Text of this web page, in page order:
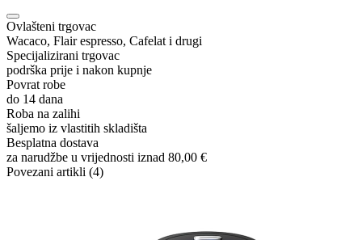
Ovlašteni trgovac
Wacaco, Flair espresso, Cafelat i drugi
Specijalizirani trgovac
podrška prije i nakon kupnje
Povrat robe
do 14 dana
Roba na zalihi
šaljemo iz vlastitih skladišta
Besplatna dostava
za narudžbe u vrijednosti iznad 80,00 €
Povezani artikli (4)